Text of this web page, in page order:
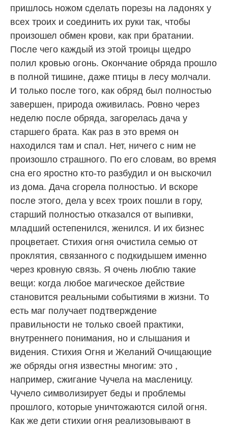
пришлось ножом сделать порезы на ладонях у
всех троих и соединить их руки так, чтобы
произошел обмен крови, как при братании.
После чего каждый из этой троицы щедро
полил кровью огонь. Окончание обряда прошло
в полной тишине, даже птицы в лесу молчали.
И только после того, как обряд был полностью
завершен, природа оживилась. Ровно через
неделю после обряда, загорелась дача у
старшего брата. Как раз в это время он
находился там и спал. Нет, ничего с ним не
произошло страшного. По его словам, во время
сна его яростно кто-то разбудил и он выскочил
из дома. Дача сгорела полностью. И вскоре
после этого, дела у всех троих пошли в гору,
старший полностью отказался от выпивки,
младший остепенился, женился. И их бизнес
процветает. Стихия огня очистила семью от
проклятия, связанного с подкидышем именно
через кровную связь. Я очень люблю такие
вещи: когда любое магическое действие
становится реальными событиями в жизни. То
есть маг получает подтверждение
правильности не только своей практики,
внутреннего понимания, но и слышания и
видения. Стихия Огня и Желаний Очищающие
же обряды огня известны многим: это ,
например, сжигание Чучела на масленицу.
Чучело символизирует беды и проблемы
прошлого, которые уничтожаются силой огня.
Как же дети стихии огня реализовывают в